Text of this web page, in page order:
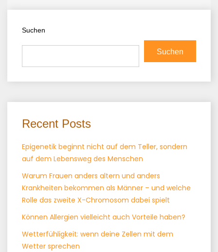
Suchen
Suchen
Recent Posts
Epigenetik beginnt nicht auf dem Teller, sondern
auf dem Lebensweg des Menschen
Warum Frauen anders altern und anders
Krankheiten bekommen als Männer – und welche
Rolle das zweite X-Chromosom dabei spielt
Können Allergien vielleicht auch Vorteile haben?
Wetterfühligkeit: wenn deine Zellen mit dem
Wetter sprechen